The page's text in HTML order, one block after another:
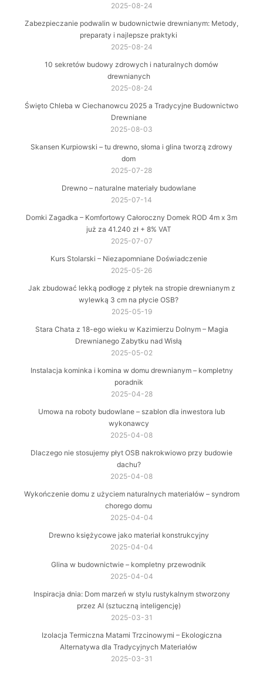
2025-08-24
Zabezpieczanie podwalin w budownictwie drewnianym: Metody,
preparaty i najlepsze praktyki
2025-08-24
10 sekretów budowy zdrowych i naturalnych domów
drewnianych
2025-08-24
Święto Chleba w Ciechanowcu 2025 a Tradycyjne Budownictwo
Drewniane
2025-08-03
Skansen Kurpiowski – tu drewno, słoma i glina tworzą zdrowy
dom
2025-07-28
Drewno – naturalne materiały budowlane
2025-07-14
Domki Zagadka – Komfortowy Całoroczny Domek ROD 4m x 3m
już za 41.240 zł + 8% VAT
2025-07-07
Kurs Stolarski – Niezapomniane Doświadczenie
2025-05-26
Jak zbudować lekką podłogę z płytek na stropie drewnianym z
wylewką 3 cm na płycie OSB?
2025-05-19
Stara Chata z 18-ego wieku w Kazimierzu Dolnym – Magia
Drewnianego Zabytku nad Wisłą
2025-05-02
Instalacja kominka i komina w domu drewnianym – kompletny
poradnik
2025-04-28
Umowa na roboty budowlane – szablon dla inwestora lub
wykonawcy
2025-04-08
Dlaczego nie stosujemy płyt OSB nakrokwiowo przy budowie
dachu?
2025-04-08
Wykończenie domu z użyciem naturalnych materiałów – syndrom
chorego domu
2025-04-04
Drewno księżycowe jako materiał konstrukcyjny
2025-04-04
Glina w budownictwie – kompletny przewodnik
2025-04-04
Inspiracja dnia: Dom marzeń w stylu rustykalnym stworzony
przez AI (sztuczną inteligencję)
2025-03-31
Izolacja Termiczna Matami Trzcinowymi – Ekologiczna
Alternatywa dla Tradycyjnych Materiałów
2025-03-31